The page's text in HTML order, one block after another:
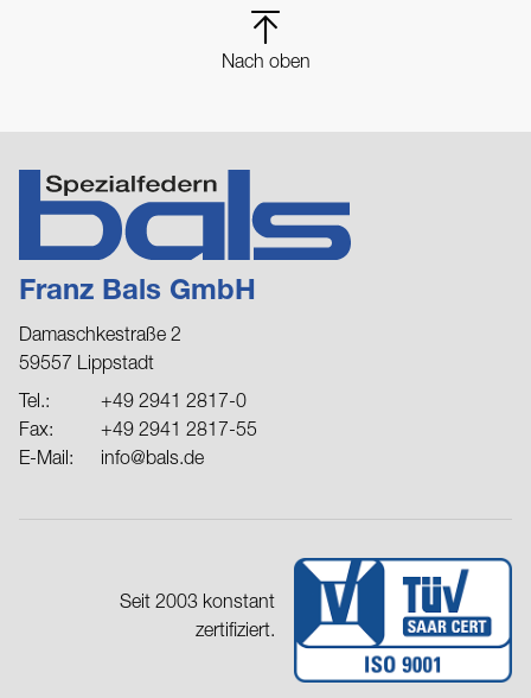
Nach oben
Franz Bals GmbH
Damaschkestraße 2
59557 Lippstadt
Tel.:
+49 2941 2817-0
Fax:
+49 2941 2817-55
E-Mail:
info@bals.de
Seit 2003 konstant
zertifiziert.